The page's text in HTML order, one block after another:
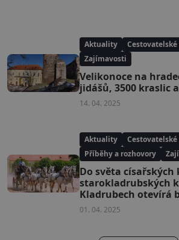
Aktuality
Zajímavosti
Velikonoce na
jidášů, 3500 kraslic
14. 04. 2025
Aktuality
Příběhy a rozhovory
Do světa císařských
starokladrubských
Kladrubech otevírá
01. 04. 2025